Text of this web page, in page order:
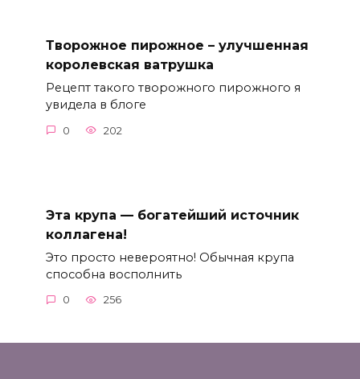
Творожное пирожное – улучшенная
королевская ватрушка
Рецепт такого творожного пирожного я
увидела в блоге
0 202
Эта крупа — богатейший источник
коллагена!
Это просто невероятно! Обычная крупа
способна восполнить
0 256